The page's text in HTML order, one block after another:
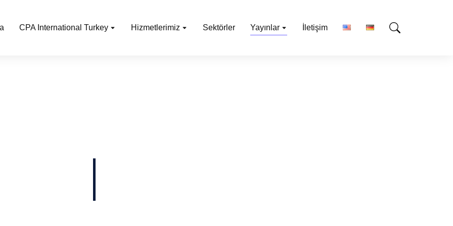
CPA International Turkey Hizmetlerimiz Sektörler Yayınlar İletişim